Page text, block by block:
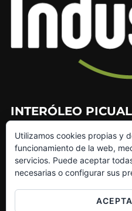
INTERÓLEO
953 226 010
953 272 499
info@interoleo.com
Utilizamos cookies propias y
funcionamiento de la web,
servicios. Puede aceptar
necesarias o configurar sus